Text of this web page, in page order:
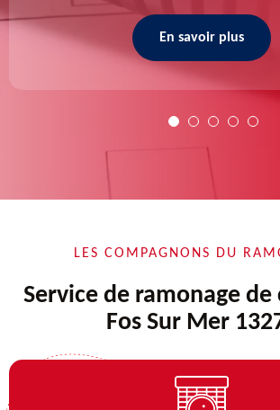
En savoir plus
LES COMPAGNONS DU
Service de ramonage
Fos Sur Mer